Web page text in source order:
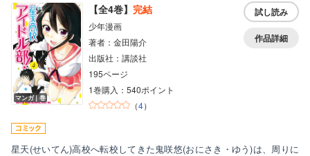
マンガ｜巻
【全4巻】 完結
少年漫画
著者：金田陽介
出版社：講談社
195ページ
1巻購入：540ポイント
（4）
試し読み
作品詳細
星天(せいてん)高校へ転校してきた鬼咲悠(おにさき・ゆう)は、周りに